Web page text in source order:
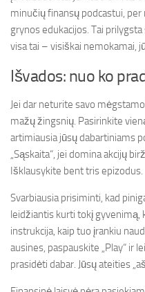
minučių finansų podcastui,
grynos edukacijos. Tai
visa tai – visiškai nemokamai,
Išvados: nuo ko
Jei dar neturite savo
mažų žingsnių. Pasirinkite
artimiausia jūsų dabartiniams
„Sąskaita“, jei domina akcijų
Išklausykite bent tris epizodus.
Svarbiausia prisiminti, kad
leidžiantis kurti tokį gyvenimą,
instrukcija, kaip tuo įrankiu
ausines, paspauskite „Play“ ir
prasidėti dabar. Jūsų ateities